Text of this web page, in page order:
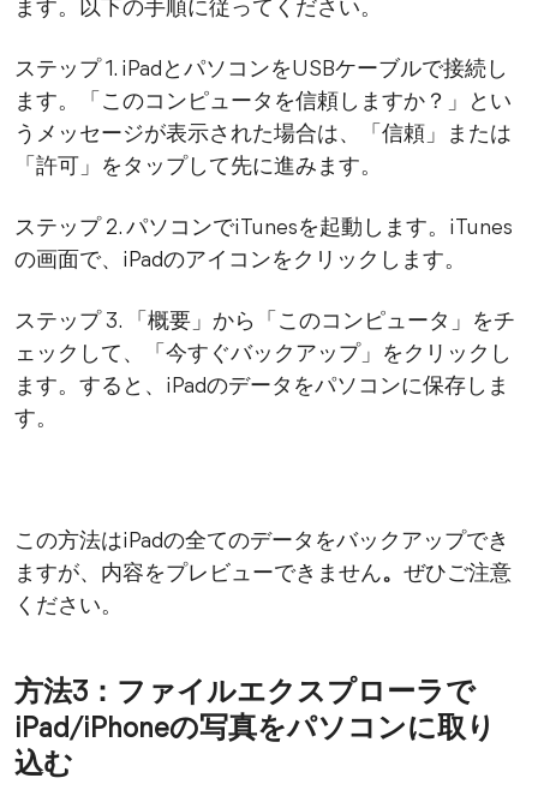
ます。以下の手順に従ってください。
ステップ 1. iPadとパソコンをUSBケーブルで接続し
ます。「このコンピュータを信頼しますか？」とい
うメッセージが表示された場合は、「信頼」または
「許可」をタップして先に進みます。
ステップ 2. パソコンでiTunesを起動します。iTunes
の画面で、iPadのアイコンをクリックします。
ステップ 3. 「概要」から「このコンピュータ」をチ
ェックして、「今すぐバックアップ」をクリックし
ます。すると、iPadのデータをパソコンに保存しま
す。
この方法はiPadの全てのデータをバックアップでき
ますが、内容をプレビューできません。 ぜひご注意
ください。
方法3：ファイルエクスプローラで
iPad/iPhoneの写真をパソコンに取り
込む